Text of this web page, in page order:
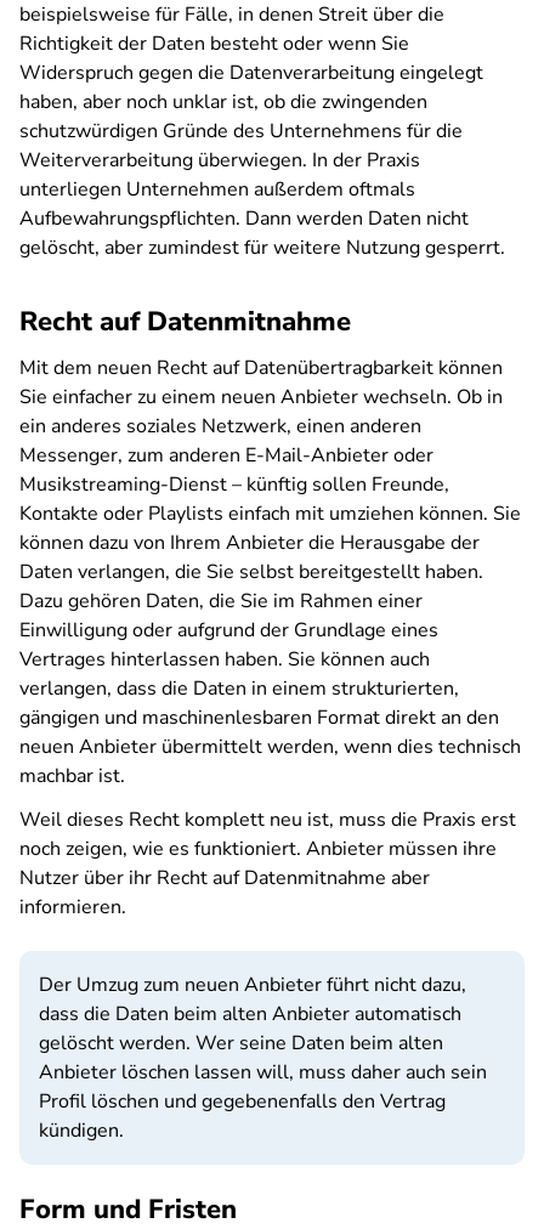
beispielsweise für Fälle, in denen Streit über die
Richtigkeit der Daten besteht oder wenn Sie
Widerspruch gegen die Datenverarbeitung eingelegt
haben, aber noch unklar ist, ob die zwingenden
schutzwürdigen Gründe des Unternehmens für die
Weiterverarbeitung überwiegen. In der Praxis
unterliegen Unternehmen außerdem oftmals
Aufbewahrungspflichten. Dann werden Daten nicht
gelöscht, aber zumindest für weitere Nutzung gesperrt.
Recht auf Datenmitnahme
Mit dem neuen Recht auf Datenübertragbarkeit können
Sie einfacher zu einem neuen Anbieter wechseln. Ob in
ein anderes soziales Netzwerk, einen anderen
Messenger, zum anderen E-Mail-Anbieter oder
Musikstreaming-Dienst – künftig sollen Freunde,
Kontakte oder Playlists einfach mit umziehen können. Sie
können dazu von Ihrem Anbieter die Herausgabe der
Daten verlangen, die Sie selbst bereitgestellt haben.
Dazu gehören Daten, die Sie im Rahmen einer
Einwilligung oder aufgrund der Grundlage eines
Vertrages hinterlassen haben. Sie können auch
verlangen, dass die Daten in einem strukturierten,
gängigen und maschinenlesbaren Format direkt an den
neuen Anbieter übermittelt werden, wenn dies technisch
machbar ist.
Weil dieses Recht komplett neu ist, muss die Praxis erst
noch zeigen, wie es funktioniert. Anbieter müssen ihre
Nutzer über ihr Recht auf Datenmitnahme aber
informieren.
Der Umzug zum neuen Anbieter führt nicht dazu,
dass die Daten beim alten Anbieter automatisch
gelöscht werden. Wer seine Daten beim alten
Anbieter löschen lassen will, muss daher auch sein
Profil löschen und gegebenenfalls den Vertrag
kündigen.
Form und Fristen